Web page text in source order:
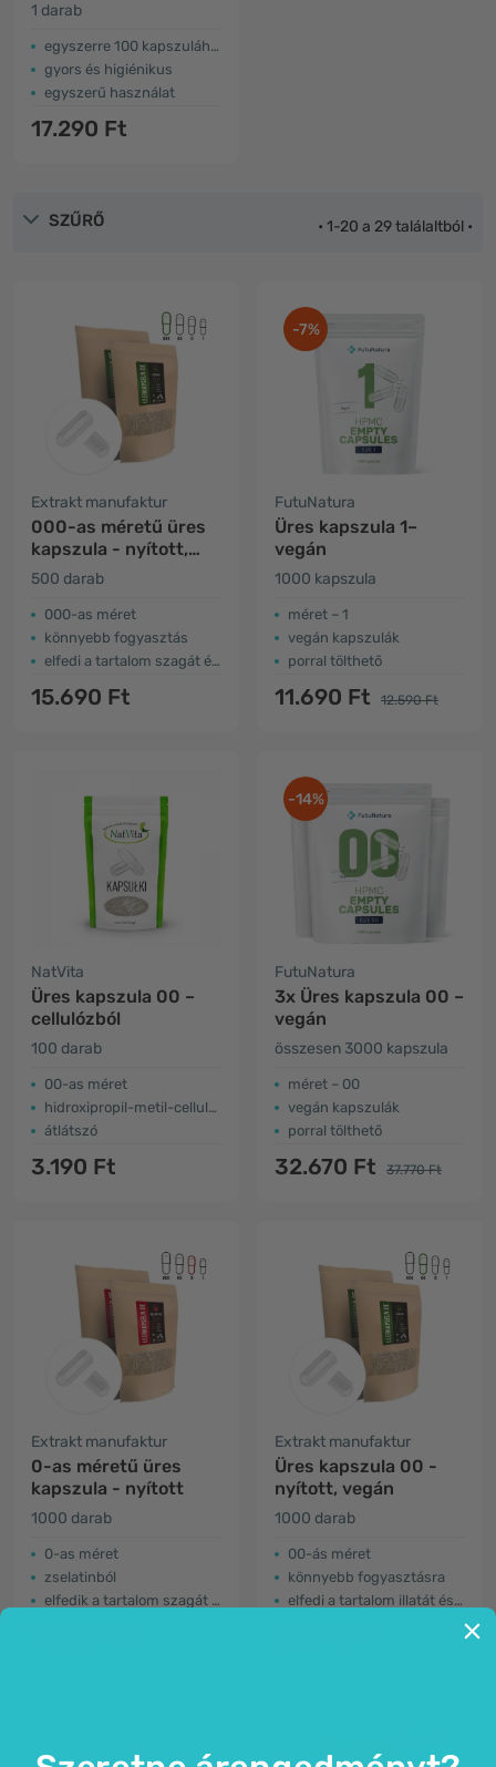
1 darab
egyszerre 100 kapszulához
gyors és higiénikus
egyszerű használat
17.290 Ft
SZŰRŐ • 1-20 a 29 találaltból •
Extrakt manufaktur
000-as méretű üres
kapszula - nyított,
vegán
500 darab
000-as méret
könnyebb fogyasztás
elfedi a tartalom szagát és ízét
15.690 Ft
-7%
FutuNatura
Üres kapszula 1–
vegán
1000 kapszula
méret – 1
vegán kapszulák
porral tölthető
11.690 Ft 12.590 Ft
NatVita
Üres kapszula 00 –
cellulózból
100 darab
00-as méret
hidroxipropil-metil-cellulózból
átlátszó
3.190 Ft
-14%
FutuNatura
3x Üres kapszula 00 –
vegán
összesen 3000 kapszula
méret – 00
vegán kapszulák
porral tölthető
32.670 Ft 37.770 Ft
Extrakt manufaktur
0-as méretű üres
kapszula - nyított
1000 darab
0-as méret
zselatinból
elfedik a tartalom szagát és ízét
Extrakt manufaktur
Üres kapszula 00 -
nyított, vegán
1000 darab
00-ás méret
könnyebb fogyasztásra
elfedi a tartalom illatát és ízét